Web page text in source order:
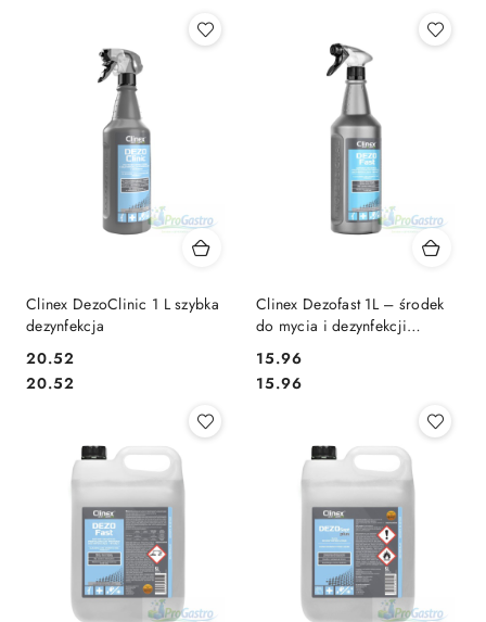
Clinex DezoClinic 1 L szybka
dezynfekcja
Cena:
20.52
Cena:
20.52
Clinex Dezofast 1L – środek
do mycia i dezynfekcji
powierzchni
Cena:
15.96
Cena:
15.96